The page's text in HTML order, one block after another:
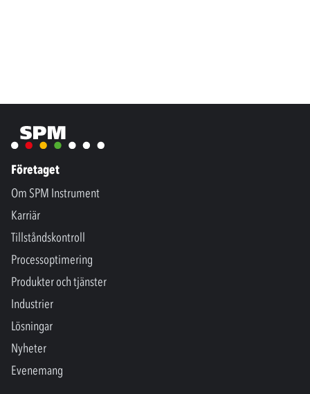
Företaget
Om SPM Instrument
Karriär
Tillståndskontroll
Processoptimering
Produkter och tjänster
Industrier
Lösningar
Nyheter
Evenemang